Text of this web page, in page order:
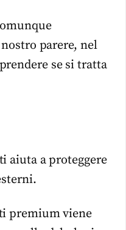
parere, nel
se si tratta
aiuta a proteggere
premium viene